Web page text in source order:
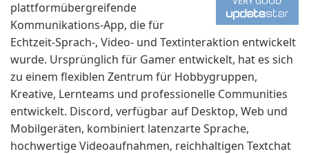
plattformübergreifende
Kommunikations-App, die für
Echtzeit-Sprach-, Video- und Textinteraktion entwickelt
wurde. Ursprünglich für Gamer entwickelt, hat es sich
zu einem flexiblen Zentrum für Hobbygruppen,
Kreative, Lernteams und professionelle Communities
entwickelt. Discord, verfügbar auf Desktop, Web und
Mobilgeräten, kombiniert latenzarte Sprache,
hochwertige Videoaufnahmen, reichhaltigen Textchat